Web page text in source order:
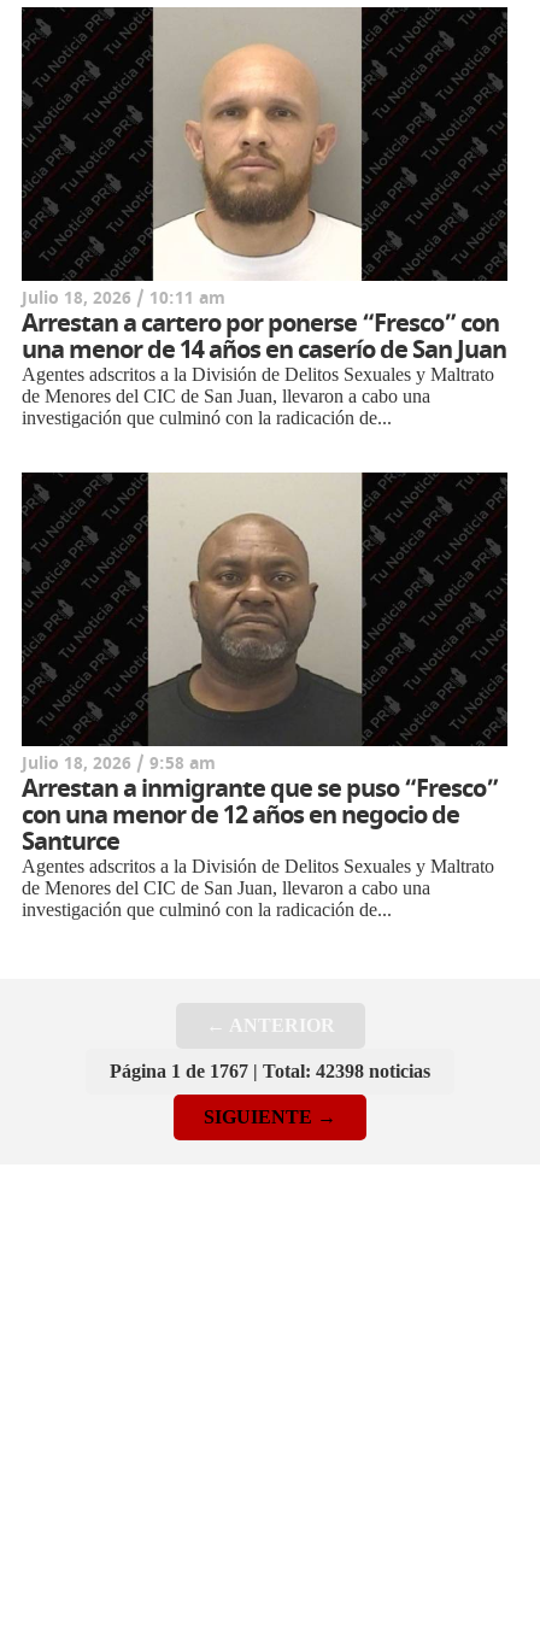
Julio 18, 2026 / 10:11 am
Arrestan a cartero por ponerse “Fresco” con
una menor de 14 años en caserío de San Juan
Agentes adscritos a la División de Delitos Sexuales y Maltrato
de Menores del CIC de San Juan, llevaron a cabo una
investigación que culminó con la radicación de...
Julio 18, 2026 / 9:58 am
Arrestan a inmigrante que se puso “Fresco”
con una menor de 12 años en negocio de
Santurce
Agentes adscritos a la División de Delitos Sexuales y Maltrato
de Menores del CIC de San Juan, llevaron a cabo una
investigación que culminó con la radicación de...
← ANTERIOR
Página 1 de 1767 | Total: 42398 noticias
SIGUIENTE →